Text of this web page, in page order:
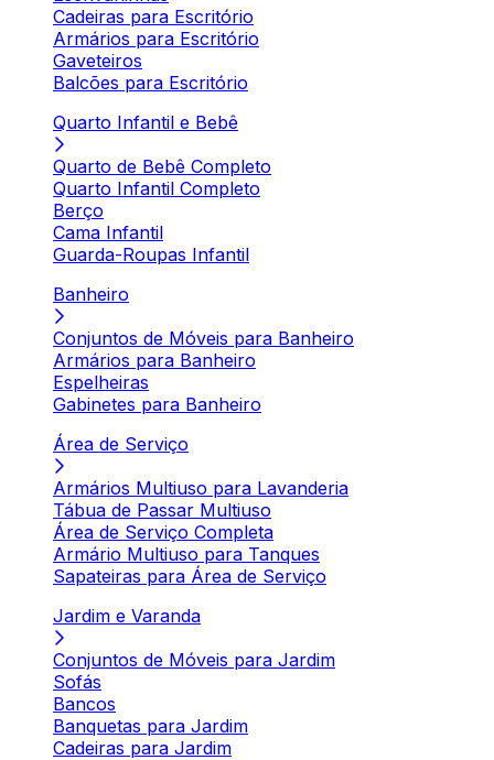
Cadeiras para Escritório
Armários para Escritório
Gaveteiros
Balcões para Escritório
Quarto Infantil e Bebê
Quarto de Bebê Completo
Quarto Infantil Completo
Berço
Cama Infantil
Guarda-Roupas Infantil
Banheiro
Conjuntos de Móveis para Banheiro
Armários para Banheiro
Espelheiras
Gabinetes para Banheiro
Área de Serviço
Armários Multiuso para Lavanderia
Tábua de Passar Multiuso
Área de Serviço Completa
Armário Multiuso para Tanques
Sapateiras para Área de Serviço
Jardim e Varanda
Conjuntos de Móveis para Jardim
Sofás
Bancos
Banquetas para Jardim
Cadeiras para Jardim